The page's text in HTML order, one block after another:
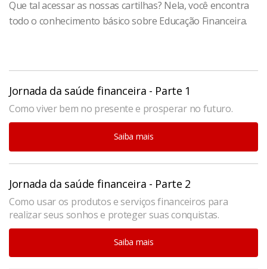
Que tal acessar as nossas cartilhas? Nela, você encontra
todo o conhecimento básico sobre Educação Financeira.
Jornada da saúde financeira - Parte 1
Como viver bem no presente e prosperar no futuro.
Saiba mais
Jornada da saúde financeira - Parte 2
Como usar os produtos e serviços financeiros para
realizar seus sonhos e proteger suas conquistas.
Saiba mais